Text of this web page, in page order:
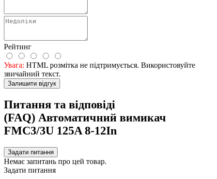
Рейтинг
Увага: HTML розмітка не підтримується. Використовуйте
звичайний текст.
Залишити відгук
Питання та відповіді
(FAQ) Автоматичний вимикач
FMC3/3U 125A 8-12In
Задати питання
Немає запитань про цей товар.
Задати питання